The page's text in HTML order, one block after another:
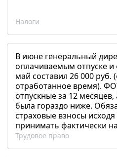
Налоги
В июне генеральный
оплачиваемым отпуске
май составил 26 000 руб.
отработанное время).
отпускные за 12 месяцев,
была гораздо ниже.
страховые взносы
принимать фактически
Трудовое право